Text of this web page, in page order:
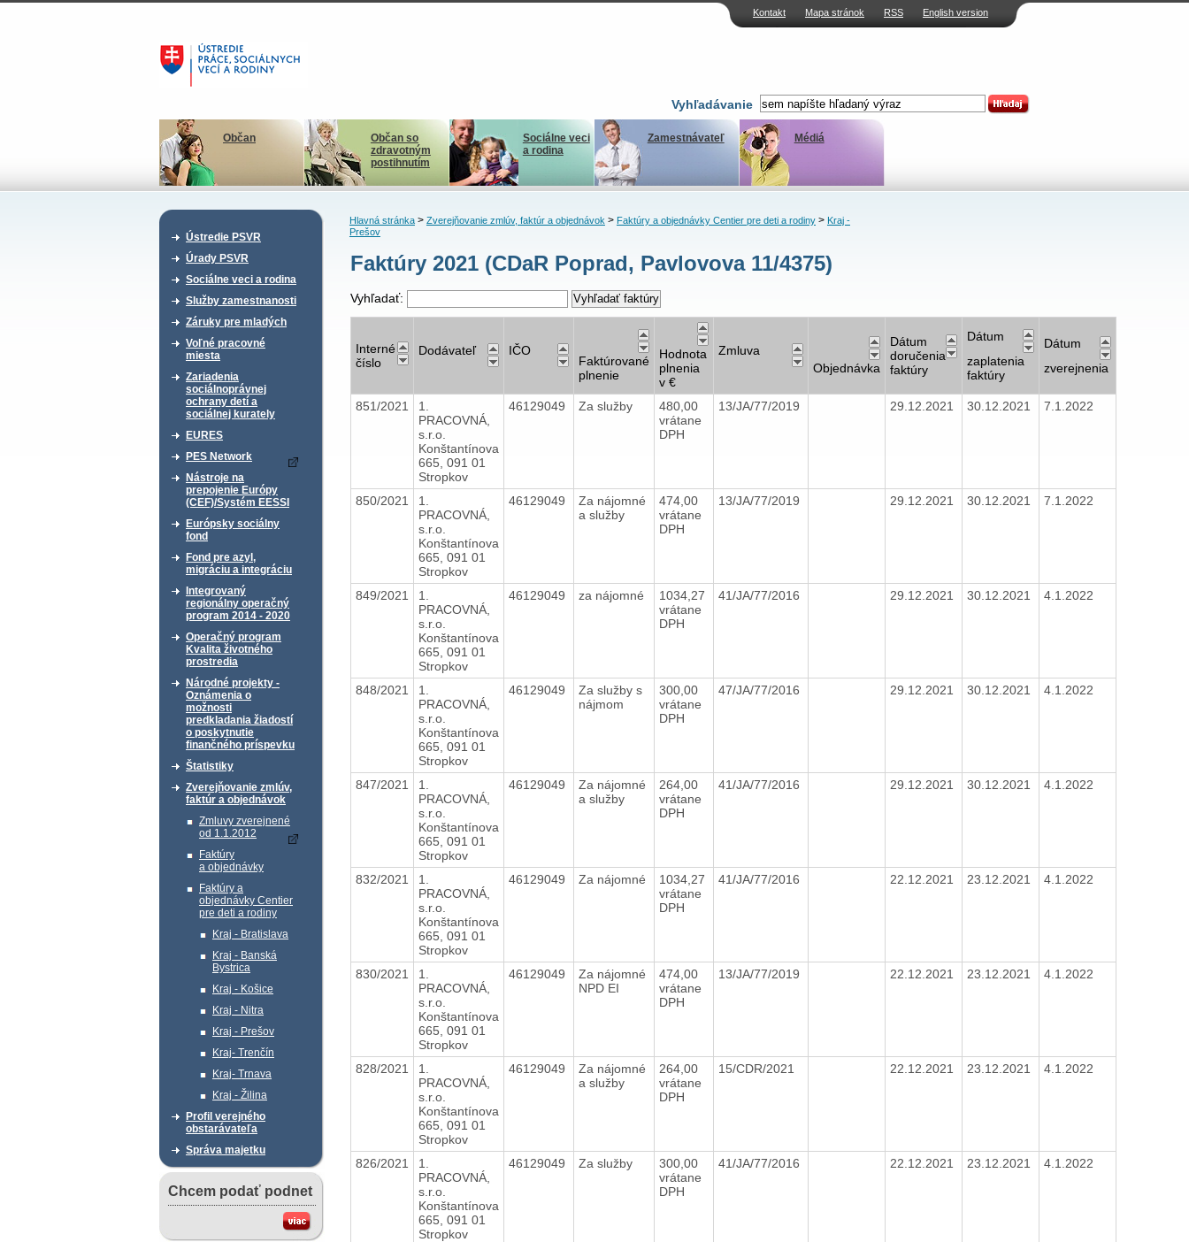
Kontakt Mapa stránok RSS English version
Vyhľadávanie
Občan
Občan so
zdravotným
postihnutím
Sociálne veci
a rodina
Zamestnávateľ Médiá
Ústredie PSVR
Úrady PSVR
Sociálne veci a rodina
Služby zamestnanosti
Záruky pre mladých
Voľné pracovné
miesta
Zariadenia
sociálnoprávnej
ochrany detí a
sociálnej kurately
EURES
PES Network
Nástroje na
prepojenie Európy
(CEF)/Systém EESSI
Európsky sociálny
fond
Fond pre azyl,
migráciu a integráciu
Integrovaný
regionálny operačný
program 2014 - 2020
Operačný program
Kvalita životného
prostredia
Národné projekty -
Oznámenia o
možnosti
predkladania žiadostí
o poskytnutie
finančného príspevku
Štatistiky
Zverejňovanie zmlúv,
faktúr a objednávok
Zmluvy zverejnené
od 1.1.2012
Faktúry
a objednávky
Faktúry a
objednávky Centier
pre deti a rodiny
Kraj - Bratislava
Kraj - Banská
Bystrica
Kraj - Košice
Kraj - Nitra
Kraj - Prešov
Kraj- Trenčín
Kraj- Trnava
Kraj - Žilina
Profil verejného
obstarávateľa
Správa majetku
Chcem podať podnet
Hlavná stránka> Zverejňovanie zmlúv, faktúr a objednávok> Faktúry a objednávky Centier pre deti a rodiny> Kraj -
Prešov
Faktúry 2021 (CDaR Poprad, Pavlovova 11/4375)
Vyhľadať:
Interné
číslo
Dodávateľ IČO
Faktúrované
plnenie
Hodnota
plnenia
v €
Zmluva
Objednávka
Dátum
doručenia
faktúry
Dátum
zaplatenia
faktúry
Dátum
zverejnenia
851/2021
1.
PRACOVNÁ,
s.r.o.
Konštantínova
665, 091 01
Stropkov
46129049 Za služby
480,00
vrátane
DPH
13/JA/77/2019 29.12.2021 30.12.2021 7.1.2022
850/2021
1.
PRACOVNÁ,
s.r.o.
Konštantínova
665, 091 01
Stropkov
46129049
Za nájomné
a služby
474,00
vrátane
DPH
13/JA/77/2019 29.12.2021 30.12.2021 7.1.2022
849/2021
1.
PRACOVNÁ,
s.r.o.
Konštantínova
665, 091 01
Stropkov
46129049 za nájomné
1034,27
vrátane
DPH
41/JA/77/2016 29.12.2021 30.12.2021 4.1.2022
848/2021
1.
PRACOVNÁ,
s.r.o.
Konštantínova
665, 091 01
Stropkov
46129049
Za služby s
nájmom
300,00
vrátane
DPH
47/JA/77/2016 29.12.2021 30.12.2021 4.1.2022
847/2021
1.
PRACOVNÁ,
s.r.o.
Konštantínova
665, 091 01
Stropkov
46129049
Za nájomné
a služby
264,00
vrátane
DPH
41/JA/77/2016 29.12.2021 30.12.2021 4.1.2022
832/2021
1.
PRACOVNÁ,
s.r.o.
Konštantínova
665, 091 01
Stropkov
46129049 Za nájomné
1034,27
vrátane
DPH
41/JA/77/2016 22.12.2021 23.12.2021 4.1.2022
830/2021
1.
PRACOVNÁ,
s.r.o.
Konštantínova
665, 091 01
Stropkov
46129049
Za nájomné
NPD EI
474,00
vrátane
DPH
13/JA/77/2019 22.12.2021 23.12.2021 4.1.2022
828/2021
1.
PRACOVNÁ,
s.r.o.
Konštantínova
665, 091 01
Stropkov
46129049
Za nájomné
a služby
264,00
vrátane
DPH
15/CDR/2021 22.12.2021 23.12.2021 4.1.2022
826/2021
1.
PRACOVNÁ,
s.r.o.
Konštantínova
665, 091 01
Stropkov
46129049 Za služby
300,00
vrátane
DPH
41/JA/77/2016 22.12.2021 23.12.2021 4.1.2022